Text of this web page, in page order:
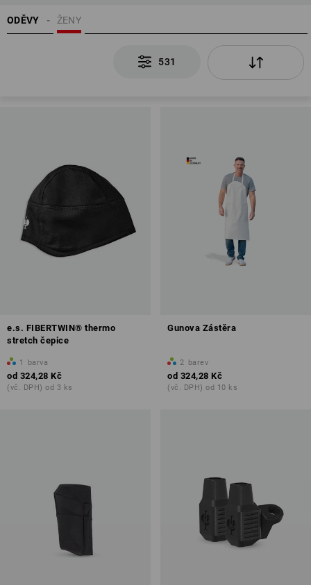
ODĚVY ŽENY
531
e.s. FIBERTWIN® thermo
stretch čepice
1 barva
od 324,28 Kč
(vč. DPH) od 3 ks
Gunova Zástěra
2 barev
od 324,28 Kč
(vč. DPH) od 10 ks